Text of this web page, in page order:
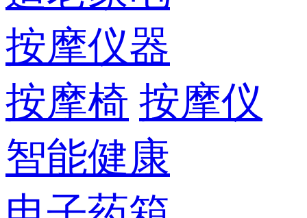
按摩仪器
按摩椅 按摩仪
智能健康